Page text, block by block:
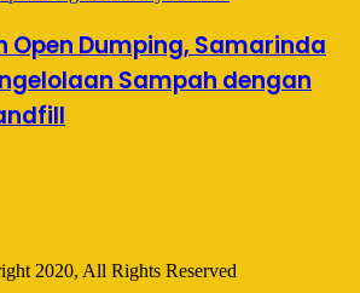
Open Dumping, Samarinda
Sampah dengan
2020, All Rights Reserved